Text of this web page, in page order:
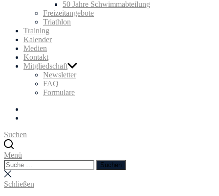
50 Jahre Schwimmabteilung
Freizeitangebote
Triathlon
Training
Kalender
Medien
Kontakt
Mitgliedschaft
Newsletter
FAQ
Formulare
Suchen
Menü
Suchen
nach:
Suchen
Suche
schließen
Schließen